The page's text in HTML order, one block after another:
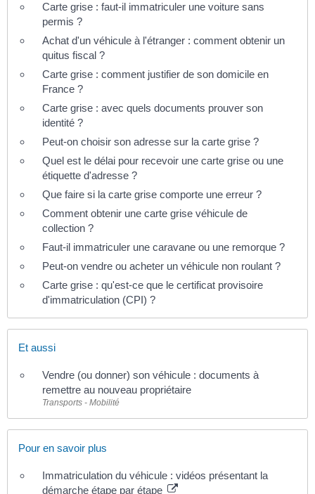
Carte grise : faut-il immatriculer une voiture sans
permis ?
Achat d'un véhicule à l'étranger : comment obtenir un
quitus fiscal ?
Carte grise : comment justifier de son domicile en
France ?
Carte grise : avec quels documents prouver son
identité ?
Peut-on choisir son adresse sur la carte grise ?
Quel est le délai pour recevoir une carte grise ou une
étiquette d'adresse ?
Que faire si la carte grise comporte une erreur ?
Comment obtenir une carte grise véhicule de
collection ?
Faut-il immatriculer une caravane ou une remorque ?
Peut-on vendre ou acheter un véhicule non roulant ?
Carte grise : qu'est-ce que le certificat provisoire
d'immatriculation (CPI) ?
Et aussi
Vendre (ou donner) son véhicule : documents à
remettre au nouveau propriétaire
Transports - Mobilité
Pour en savoir plus
Immatriculation du véhicule : vidéos présentant la
démarche étape par étape